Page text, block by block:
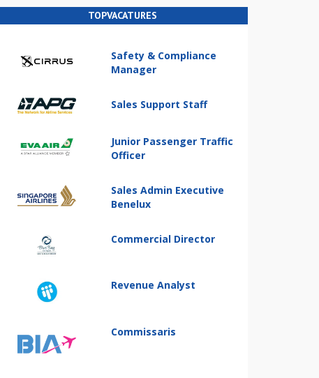
TOPVACATURES
Safety & Compliance
Manager
Sales Support Staff
Junior Passenger Traffic
Officer
Sales Admin Executive
Benelux
Commercial Director
Revenue Analyst
Commissaris